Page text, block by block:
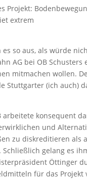
Projekt:
extrem
es so aus, als würde
AG bei OB Schusters
mitmachen wollen.
Stuttgarter (ich auch)
arbeitete konsequent
und
zu diskreditieren als
Schließlich gelang es
Öttinger
für das Projekt